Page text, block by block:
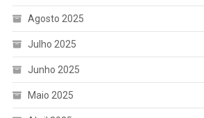
Agosto 2025
Julho 2025
Junho 2025
Maio 2025